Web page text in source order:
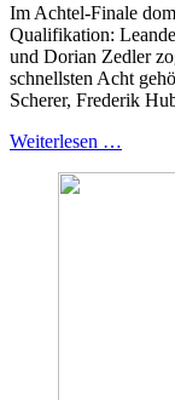
Im Achtel-Finale
Qualifikation:
und Dorian Zedler
schnellsten Acht
Scherer, Frederik
Weiterlesen …